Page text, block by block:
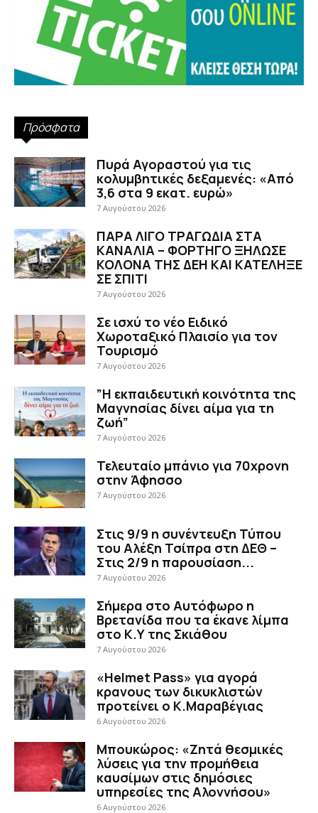
Πρόσφατα
Πυρά Αγοραστού για τις
κολυμβητικές δεξαμενές: «Από
3,6 στα 9 εκατ. ευρώ»
7 Αυγούστου 2026
ΠΑΡΑ ΛΙΓΟ ΤΡΑΓΩΔΙΑ ΣΤΑ
ΚΑΝΑΛΙΑ – ΦΟΡΤΗΓΟ ΞΗΛΩΣΕ
ΚΟΛΟΝΑ ΤΗΣ ΔΕΗ ΚΑΙ ΚΑΤΕΛΗΞΕ
ΣΕ ΣΠΙΤΙ
7 Αυγούστου 2026
Σε ισχύ το νέο Ειδικό
Χωροταξικό Πλαισίο για τον
Τουρισμό
7 Αυγούστου 2026
”Η εκπαιδευτική κοινότητα της
Μαγνησίας δίνει αίμα για τη
ζωή”
7 Αυγούστου 2026
Τελευταίο μπάνιο για 70χρονη
στην Άφησσο
7 Αυγούστου 2026
Στις 9/9 η συνέντευξη Τύπου
του Αλέξη Τσίπρα στη ΔΕΘ –
Στις 2/9 η παρουσίαση...
7 Αυγούστου 2026
Σήμερα στο Αυτόφωρο η
Βρετανίδα που τα έκανε λίμπα
στο Κ.Υ της Σκιάθου
7 Αυγούστου 2026
«Helmet Pass» για αγορά
κρανους των δικυκλιστών
προτείνει ο Κ.Μαραβέγιας
6 Αυγούστου 2026
Μπουκώρος: «Ζητά θεσμικές
λύσεις για την προμήθεια
καυσίμων στις δημόσιες
υπηρεσίες της Αλοννήσου»
6 Αυγούστου 2026